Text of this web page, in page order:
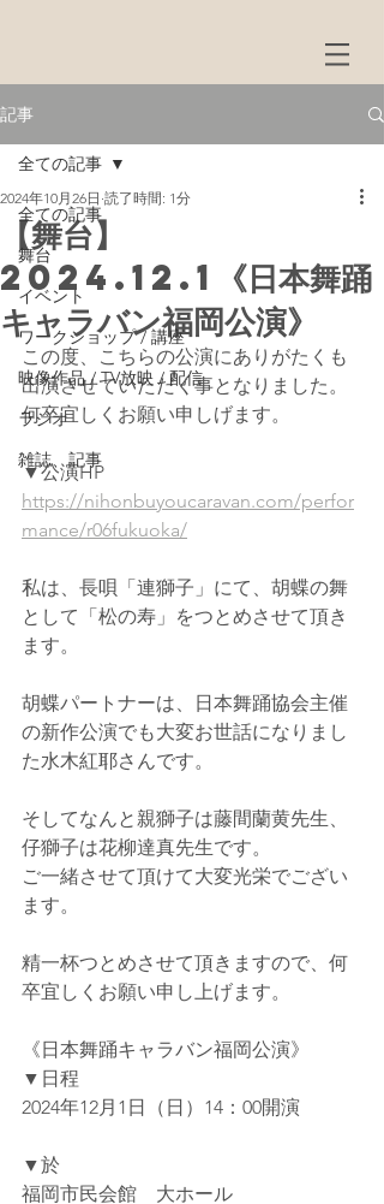
記事
全ての記事
舞台
イベント
ワークショップ / 講座
映像作品 / TV放映 / 配信
ラジオ
雑誌、記事
全ての記事
【舞台】
2024.12.1《日本舞踊
キャラバン福岡公演》
2024年10月26日 読了時間: 1分
この度、こちらの公演にありがたくも
出演させていただく事となりました。
何卒宜しくお願い申しげます。
▼公演HP
https://nihonbuyoucaravan.com/perfor
mance/r06fukuoka/
私は、長唄「連獅子」にて、胡蝶の舞
として「松の寿」をつとめさせて頂き
ます。
胡蝶パートナーは、日本舞踊協会主催
の新作公演でも大変お世話になりまし
た水木紅耶さんです。
そしてなんと親獅子は藤間蘭黄先生、
仔獅子は花柳達真先生です。
ご一緒させて頂けて大変光栄でござい
ます。
精一杯つとめさせて頂きますので、何
卒宜しくお願い申し上げます。
《日本舞踊キャラバン福岡公演》
▼日程
2024年12月1日（日）14：00開演
▼於
福岡市民会館　大ホール